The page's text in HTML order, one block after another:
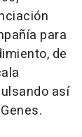
para
de
así